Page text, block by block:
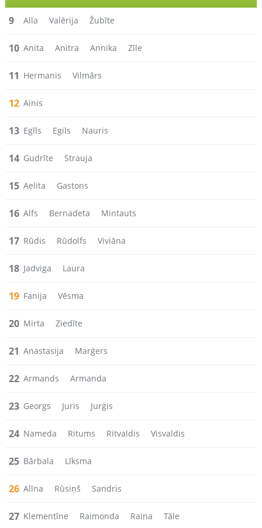
9 Alla Valērija Žubīte
10 Anita Anitra Annika Zīle
11 Hermanis Vilmārs
12 Ainis
13 Egīls Egils Nauris
14 Gudrīte Strauja
15 Aelita Gastons
16 Alfs Bernadeta Mintauts
17 Rūdis Rūdolfs Viviāna
18 Jadviga Laura
19 Fanija Vēsma
20 Mirta Ziedīte
21 Anastasija Marģers
22 Armands Armanda
23 Georgs Juris Jurģis
24 Nameda Ritums Ritvaldis Visvaldis
25 Bārbala Līksma
26 Alīna Rūsiņš Sandris
27 Klementīne Raimonda Raina Tāle